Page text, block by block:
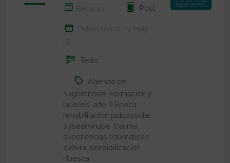
Recurso Post
Publicado el 27 may
2019
Texto
Agenda de
sugerencias Formación y
talleres arte II Época
rehabilitación psicosocial
subeaminube trauma
experiencias traumáticas
cultura sensibilización
Huesca